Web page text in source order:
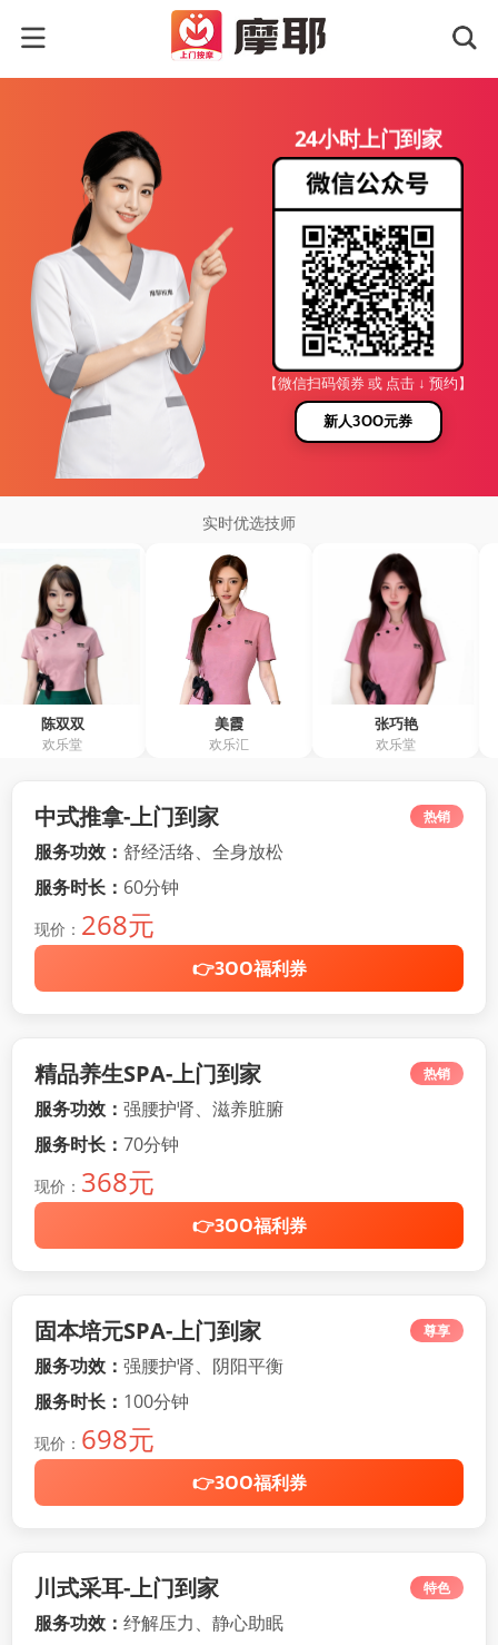
24小时上门到家
【微信扫码领券 或 点击 ↓ 预约】
新人3OO元券
实时优选技师
中式推拿-上门到家 热销
服务功效： 舒经活络、全身放松
服务时长： 60分钟
现价： 268元
👉3OO福利券
精品养生SPA-上门到家 热销
服务功效： 强腰护肾、滋养脏腑
服务时长： 70分钟
现价： 368元
👉3OO福利券
固本培元SPA-上门到家 尊享
服务功效： 强腰护肾、阴阳平衡
服务时长： 100分钟
现价： 698元
👉3OO福利券
川式采耳-上门到家 特色
服务功效： 纾解压力、静心助眠